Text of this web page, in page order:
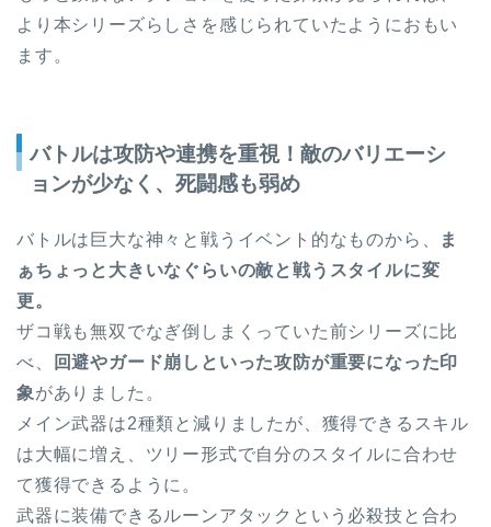
より本シリーズらしさを感じられていたようにおもい
ます。
バトルは攻防や連携を重視！敵のバリエーシ
ョンが少なく、死闘感も弱め
バトルは巨大な神々と戦うイベント的なものから、
ま
ぁちょっと大きいなぐらいの敵と戦うスタイルに変
更。
ザコ戦も無双でなぎ倒しまくっていた前シリーズに比
べ、
回避やガード崩しといった攻防が重要になった印
象がありました。
メイン武器は2種類と減りましたが、獲得できるスキル
は大幅に増え、ツリー形式で自分のスタイルに合わせ
て獲得できるように。
武器に装備できるルーンアタックという必殺技と合わ